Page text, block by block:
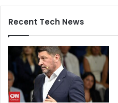
Recent Tech News